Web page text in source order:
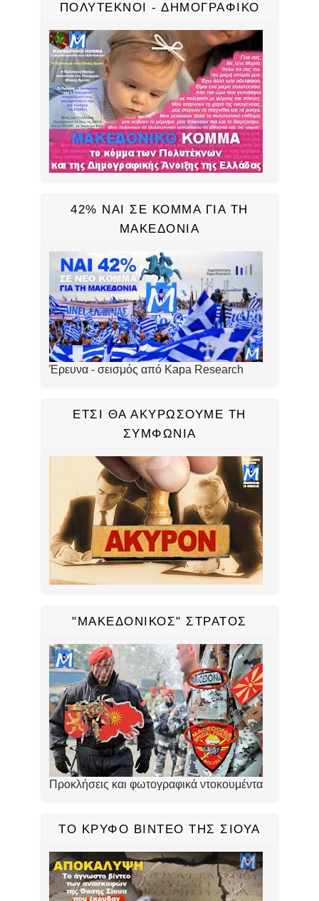
ΠΟΛΥΤΕΚΝΟΙ - ΔΗΜΟΓΡΑΦΙΚΟ
42% ΝΑΙ ΣΕ ΚΟΜΜΑ ΓΙΑ ΤΗ
ΜΑΚΕΔΟΝΙΑ
Έρευνα - σεισμός από Kapa Research
ΕΤΣΙ ΘΑ ΑΚΥΡΩΣΟΥΜΕ ΤΗ
ΣΥΜΦΩΝΙΑ
"ΜΑΚΕΔΟΝΙΚΟΣ" ΣΤΡΑΤΟΣ
Προκλήσεις και φωτογραφικά ντοκουμέντα
ΤΟ ΚΡΥΦΟ ΒΙΝΤΕΟ ΤΗΣ ΣΙΟΥΑ